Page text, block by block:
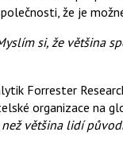
že je
si, že většina
Forrester
organizace na
většina lidí